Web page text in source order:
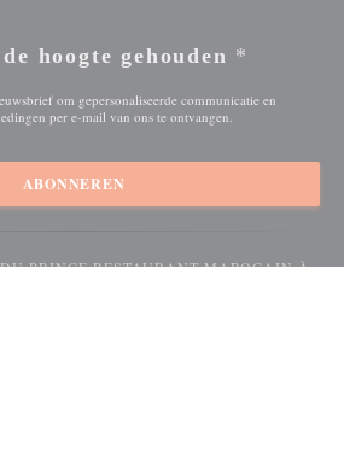
hoogte gehouden *
om gepersonaliseerde communicatie en
per e-mail van ons te ontvangen.
ABONNEREN
PRINCE RESTAURANT MAROCAIN À